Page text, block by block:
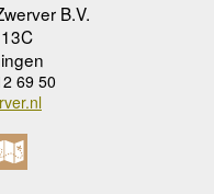
B.V.
69 50